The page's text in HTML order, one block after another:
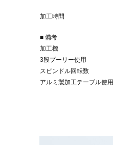
加工時間
■ 備考
加工機
3段プーリー使用
スピンドル回転数
アルミ製加工テーブル使用